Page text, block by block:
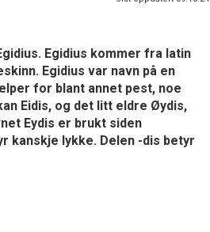
Egidius kommer fra latin
Egidius var navn på en
for blant annet pest, noe
Eidis, og det litt eldre Øydis,
Eydis er brukt siden
kanskje lykke. Delen -dis betyr